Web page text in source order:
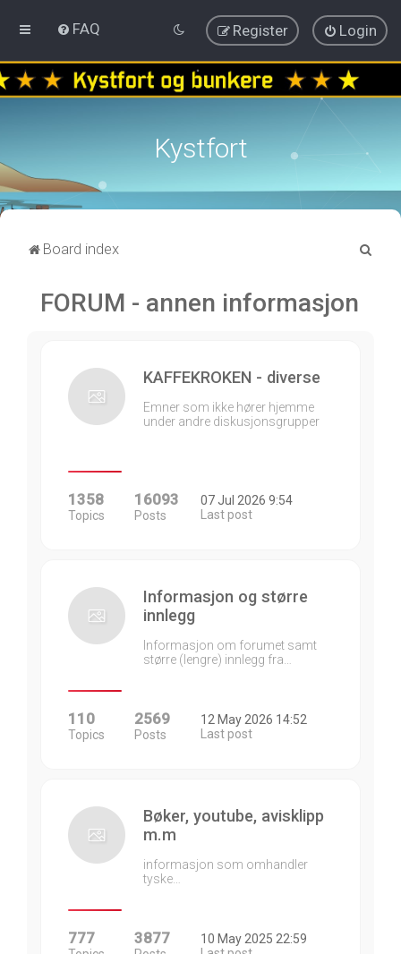
FAQ Login
Register
Kystfort
Board index
FORUM - annen informasjon
KAFFEKROKEN - diverse
Emner som ikke hører hjemme
under andre diskusjonsgrupper
1358
Topics
16093
Posts
07 Jul 2026 9:54
Last post
Informasjon og større
innlegg
Informasjon om forumet samt
større (lengre) innlegg fra…
110
Topics
2569
Posts
12 May 2026 14:52
Last post
Bøker, youtube, avisklipp
m.m
informasjon som omhandler
tyske…
777 3877
10 May 2025 22:59